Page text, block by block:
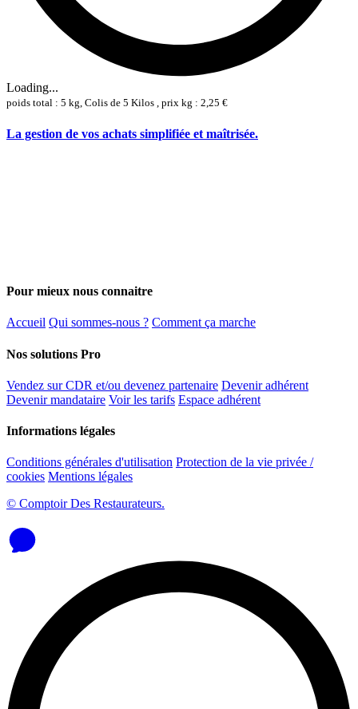
Loading...
poids total : 5 kg, Colis de 5 Kilos , prix kg : 2,25 €
La gestion de vos achats simplifiée et maîtrisée.
Pour mieux nous connaitre
Accueil Qui sommes-nous ? Comment ça marche
Nos solutions Pro
Vendez sur CDR et/ou devenez partenaire Devenir adhérent
Devenir mandataire Voir les tarifs Espace adhérent
Informations légales
Conditions générales d'utilisation Protection de la vie privée /
cookies Mentions légales
© Comptoir Des Restaurateurs.